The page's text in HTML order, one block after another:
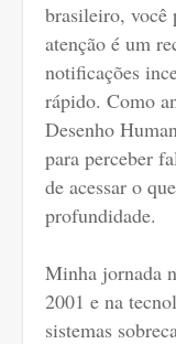
brasileiro, você
atenção é um
notificações
rápido. Como
Desenho
para perceber
de acessar o
profundidade.
Minha jornada
2001 e na
sistemas